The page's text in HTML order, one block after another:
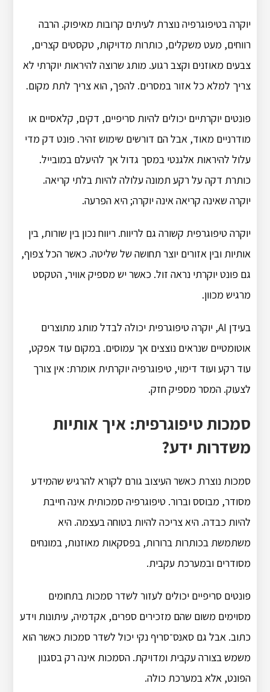
יוקרה בטיפוגרפיה נוצרת לעיתים קרובות מאיפוק. הרבה
רווחים, מעט משקלים, כותרות מדויקות, טקסטים קצרים,
צבעים מאוזנים וקצב רגוע. מותג שרוצה להיראות יוקרתי לא
צריך למלא כל אזור במסרים. להפך, הוא צריך לתת מקום.
פונטים יוקרתיים יכולים להיות סריפיים, דקים, קלאסיים או
מודרניים מאוד, אבל הם דורשים שימוש זהיר. פונט דק מדי
עלול להיראות אלגנטי במסך גדול אך להיעלם במובייל.
כותרת דקה על רקע תמונה עלולה להיות בלתי קריאה.
יוקרה שאינה קריאה אינה יוקרה; היא הפרעה.
יוקרה טיפוגרפית קשורה גם לריווח. ריווח נכון בין שורות, בין
אותיות ובין אזורים יוצר תחושה של שליטה. כאשר הכל צפוף,
גם פונט יוקרתי נראה זול. כאשר יש מספיק אוויר, הטקסט
מרגיש מכוון.
בעידן AI, יוקרה טיפוגרפית יכולה לבדל מותג מתוצרים
אוטומטיים שנראים נוצצים אך עמוסים. במקום עוד אפקט,
עוד רקע ועוד דימוי, טיפוגרפיה יוקרתית אומרת: אין צורך
לצעוק. המסר מספיק חזק.
סמכות טיפוגרפית: איך אותיות
משדרות ידע?
סמכות נוצרת כאשר העיצוב גורם לקורא להרגיש שהמידע
מסודר, מבוסס וברור. טיפוגרפיה סמכותית אינה חייבת
להיות כבדה. היא צריכה להיות בטוחה בעצמה. היא
משתמשת בכותרות ברורות, בפסקאות מאוזנות, במונחים
מסודרים ובמערכת עקבית.
פונטים סריפיים יכולים לעזור לשדר סמכות בתחומים
מסוימים משום שהם מזכירים ספרים, אקדמיה, עיתונות וידע
כתוב. אבל גם סאנס־סריף נקי יכול לשדר סמכות כאשר הוא
משמש בצורה עקבית ומדויקת. הסמכות אינה רק בסגנון
הפונט, אלא במערכת כולה.